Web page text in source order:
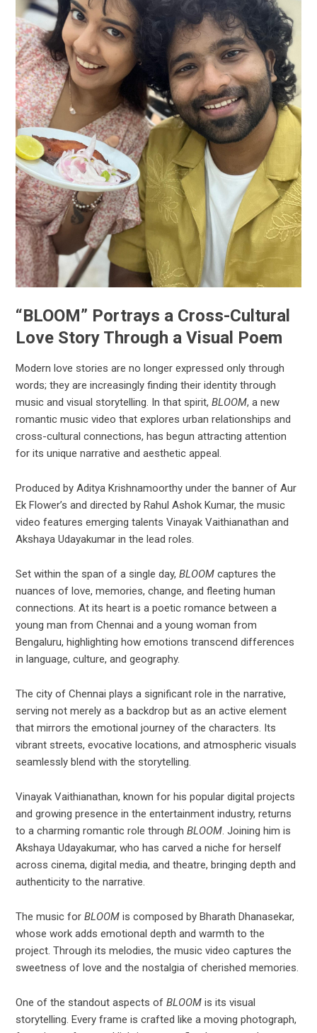
“BLOOM” Portrays a Cross-Cultural
Love Story Through a Visual Poem
Modern love stories are no longer expressed only through
words; they are increasingly finding their identity through
music and visual storytelling. In that spirit,BLOOM, a new
romantic music video that explores urban relationships and
cross-cultural connections, has begun attracting attention
for its unique narrative and aesthetic appeal.
Produced by Aditya Krishnamoorthy under the banner of Aur
Ek Flower’s and directed by Rahul Ashok Kumar, the music
video features emerging talents Vinayak Vaithianathan and
Akshaya Udayakumar in the lead roles.
Set within the span of a single day,BLOOM captures the
nuances of love, memories, change, and fleeting human
connections. At its heart is a poetic romance between a
young man from Chennai and a young woman from
Bengaluru, highlighting how emotions transcend differences
in language, culture, and geography.
The city of Chennai plays a significant role in the narrative,
serving not merely as a backdrop but as an active element
that mirrors the emotional journey of the characters. Its
vibrant streets, evocative locations, and atmospheric visuals
seamlessly blend with the storytelling.
Vinayak Vaithianathan, known for his popular digital projects
and growing presence in the entertainment industry, returns
to a charming romantic role throughBLOOM. Joining him is
Akshaya Udayakumar, who has carved a niche for herself
across cinema, digital media, and theatre, bringing depth and
authenticity to the narrative.
The music forBLOOM is composed by Bharath Dhanasekar,
whose work adds emotional depth and warmth to the
project. Through its melodies, the music video captures the
sweetness of love and the nostalgia of cherished memories.
One of the standout aspects ofBLOOM is its visual
storytelling. Every frame is crafted like a moving photograph,